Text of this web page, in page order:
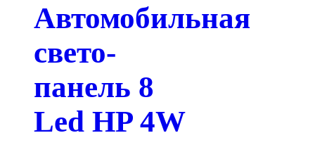
Автомобильная
свето-
панель 8
Led HP 4W